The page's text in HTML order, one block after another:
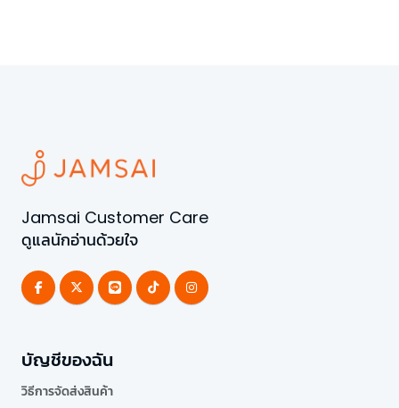
Jamsai Customer Care
ดูแลนักอ่านด้วยใจ
บัญชีของฉัน
วิธีการจัดส่งสินค้า